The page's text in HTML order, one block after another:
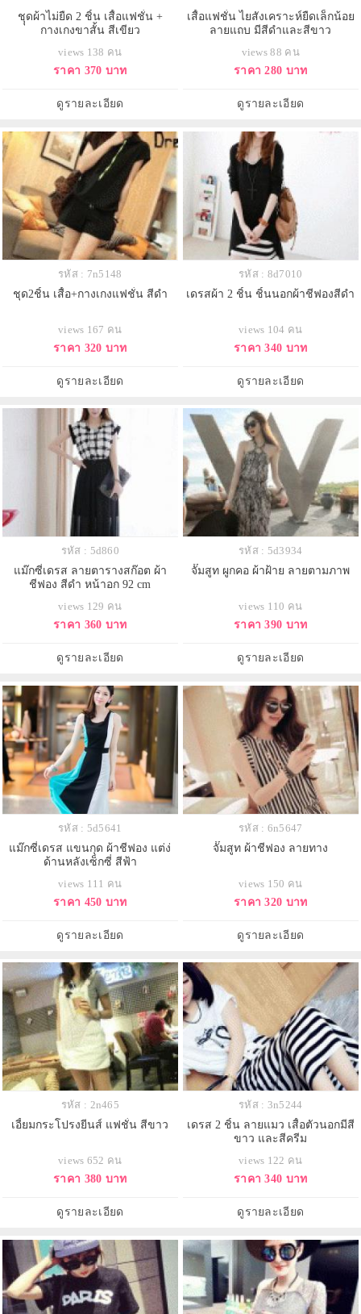
ชุุดผ้าไม่ยืด 2 ชิ้น เสื้อแฟชั่น +
กางเกงขาสั้น สีเขียว
views 138 คน
ราคา 370 บาท
ดูรายละเอียด
เสื้อแฟชั่น ไยสังเคราะห์ยืดเล็กน้อย
ลายแถบ มีสีดำและสีขาว
views 88 คน
ราคา 280 บาท
ดูรายละเอียด
รหัส : 7n5148
ชุด2ชิ้น เสื้อ+กางเกงแฟชั่น สีดำ
views 167 คน
ราคา 320 บาท
ดูรายละเอียด
รหัส : 8d7010
เดรสผ้า 2 ชิ้น ชิ้นนอกผ้าชีฟองสีดำ
views 104 คน
ราคา 340 บาท
ดูรายละเอียด
รหัส : 5d860
แม๊กซี่เดรส ลายตารางสก๊อต ผ้า
ชีฟอง สีดำ หน้าอก 92 cm
views 129 คน
ราคา 360 บาท
ดูรายละเอียด
รหัส : 5d3934
จั๊มสูท ผูกคอ ผ้าฝ้าย ลายตามภาพ
views 110 คน
ราคา 390 บาท
ดูรายละเอียด
รหัส : 5d5641
แม๊กซี่เดรส แขนกุด ผ้าชีฟอง แต่ง่
ด้านหลังเซ็กซี่ สีฟ้า
views 111 คน
ราคา 450 บาท
ดูรายละเอียด
รหัส : 6n5647
จั๊มสูท ผ้าชีฟอง ลายทาง
views 150 คน
ราคา 320 บาท
ดูรายละเอียด
รหัส : 2n465
เอี้ยมกระโปรงยีนส์ แฟชั่น สีขาว
views 652 คน
ราคา 380 บาท
ดูรายละเอียด
รหัส : 3n5244
เดรส 2 ชิ้น ลายแมว เสื้อตัวนอกมีสี
ขาว และสีครีม
views 122 คน
ราคา 340 บาท
ดูรายละเอียด